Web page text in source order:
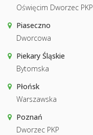
Oświęcim Dworzec PKP
Piaseczno
Dworcowa
Piekary Śląskie
Bytomska
Płońsk
Warszawska
Poznań
Dworzec PKP